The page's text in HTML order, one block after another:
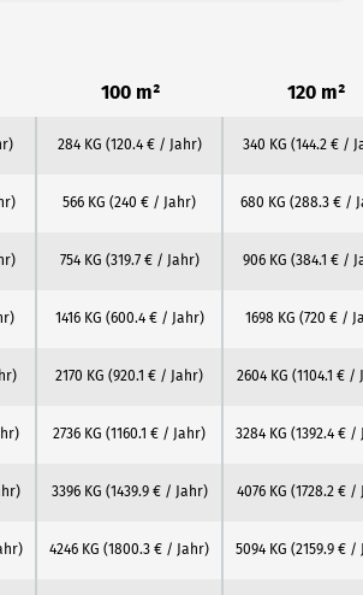
100 m² 120 m²
284 KG (120.4 € / Jahr) 340 KG (144.2 € /
566 KG (240 € / Jahr) 680 KG (288.3 € /
754 KG (319.7 € / Jahr) 906 KG (384.1 € /
1416 KG (600.4 € / Jahr) 1698 KG (720 € /
2170 KG (920.1 € / Jahr) 2604 KG (1104.1 € /
2736 KG (1160.1 € / Jahr) 3284 KG (1392.4 € /
3396 KG (1439.9 € / Jahr) 4076 KG (1728.2 € /
4246 KG (1800.3 € / Jahr) 5094 KG (2159.9 € /